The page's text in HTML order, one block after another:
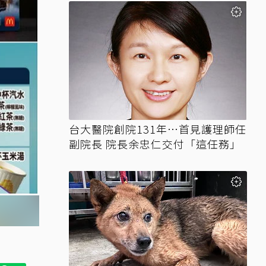
台大醫院創院131年…首見護理師任
副院長 院長余忠仁交付「這任務」